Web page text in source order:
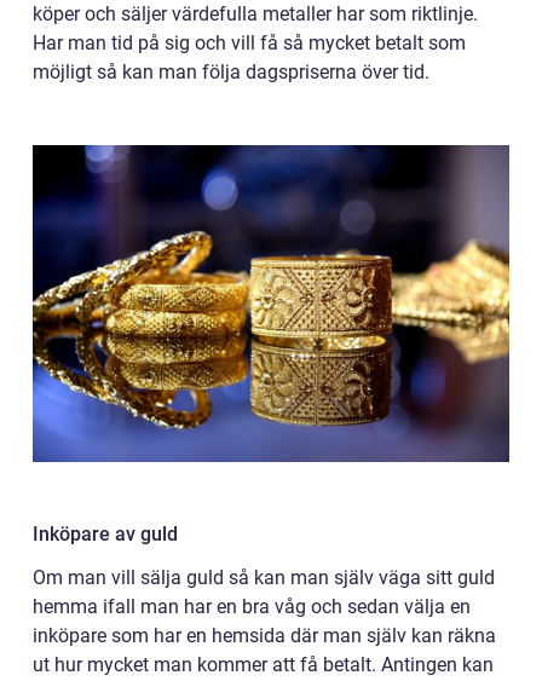
köper och säljer värdefulla metaller har som riktlinje.
Har man tid på sig och vill få så mycket betalt som
möjligt så kan man följa dagspriserna över tid.
Inköpare av guld
Om man vill sälja guld så kan man själv väga sitt guld
hemma ifall man har en bra våg och sedan välja en
inköpare som har en hemsida där man själv kan räkna
ut hur mycket man kommer att få betalt. Antingen kan